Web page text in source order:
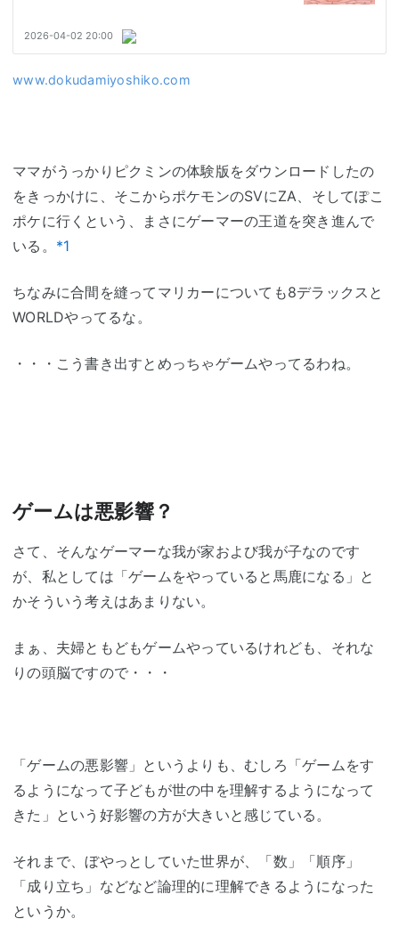
www.dokudamiyoshiko.com
ママがうっかりピクミンの体験版をダウンロードしたの
をきっかけに、そこからポケモンのSVにZA、そしてぽこ
ポケに行くという、まさにゲーマーの王道を突き進んで
いる。 *1
ちなみに合間を縫ってマリカーについても8デラックスと
WORLDやってるな。
・・・こう書き出すとめっちゃゲームやってるわね。
ゲームは悪影響？
さて、そんなゲーマーな我が家および我が子なのです
が、私としては「ゲームをやっていると馬鹿になる」と
かそういう考えはあまりない。
まぁ、夫婦ともどもゲームやっているけれども、それな
りの頭脳ですので・・・
「ゲームの悪影響」というよりも、むしろ「ゲームをす
るようになって子どもが世の中を理解するようになって
きた」という好影響の方が大きいと感じている。
それまで、ぼやっとしていた世界が、「数」「順序」
「成り立ち」などなど論理的に理解できるようになった
というか。